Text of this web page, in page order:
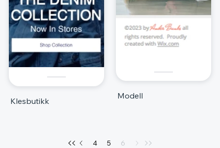
Klesbutikk
Modell
4 5 6